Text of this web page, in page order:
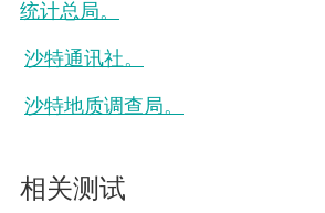
统计总局。
沙特通讯社。
沙特地质调查局。
相关测试